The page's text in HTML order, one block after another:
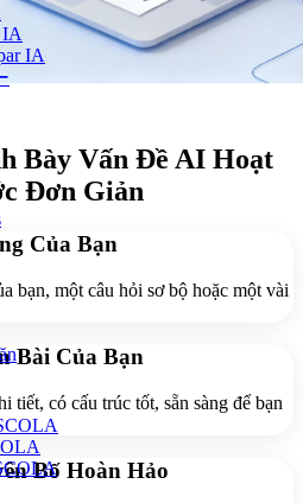
IA
IA
Bày Vấn Đề AI Hoạt
Đơn Giản
Của Bạn
bạn, một câu hỏi sơ bộ hoặc một vài
Bài Của Bạn
tiết, có cấu trúc tốt, sẵn sàng để bạn
Bố Hoàn Hảo